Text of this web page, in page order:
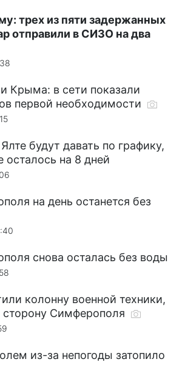
трех из пяти задержанных
отправили в СИЗО на два
Крыма: в сети показали
первой необходимости
будут давать по графику,
на 8 дней
на день останется без
снова осталась без воды
колонну военной техники,
Симферополя
из-за непогоды затопило